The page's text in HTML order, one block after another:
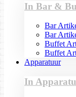
In Bar &
Bar
Bar
Buffet
Buffet
Apparatuur
In